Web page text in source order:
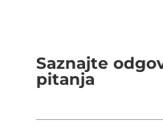
Saznajte
pitanja